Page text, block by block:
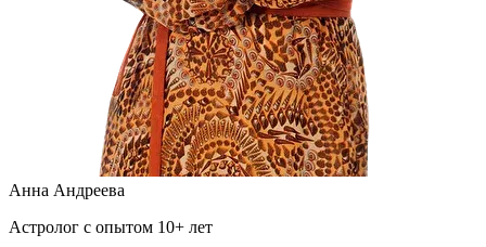
Анна Андреева
Астролог с опытом 10+ лет